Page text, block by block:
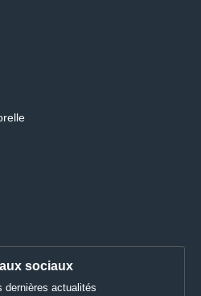
sociaux
dernières actualités